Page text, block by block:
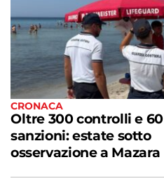
CRONACA
Oltre 300 controlli e 60
sanzioni: estate sotto
osservazione a Mazara